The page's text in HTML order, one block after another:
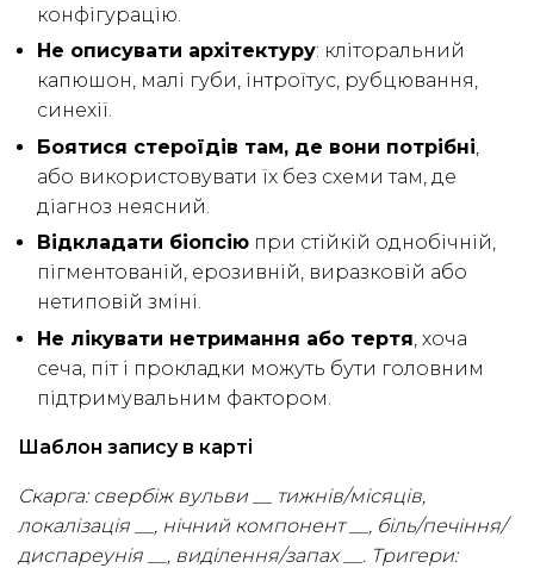
конфігурацію.
Не описувати архітектуру: кліторальний
капюшон, малі губи, інтроїтус, рубцювання,
синехії.
Боятися стероїдів там, де вони потрібні
або використовувати їх без схеми там, де
діагноз неясний.
Відкладати біопсію при стійкій однобічній,
пігментованій, ерозивній, виразковій або
нетиповій зміні.
Не лікувати нетримання або тертя, хоча
сеча, піт і прокладки можуть бути головним
підтримувальним фактором.
Шаблон запису в карті
Скарга: свербіж вульви __ тижнів/місяців,
локалізація __, нічний компонент __, біль/печіння/
диспареунія __, виділення/запах __. Тригери: